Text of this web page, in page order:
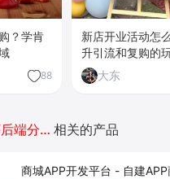
？学肯
88
新店开业活动怎
升引流和复购的
大东
APP后端和小程序后端分别开发吗 相关的产品
商城APP开发平台 - 自建